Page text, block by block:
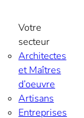
Votre
secteur
Architectes
et Maîtres
d’oeuvre
Artisans
Entreprises